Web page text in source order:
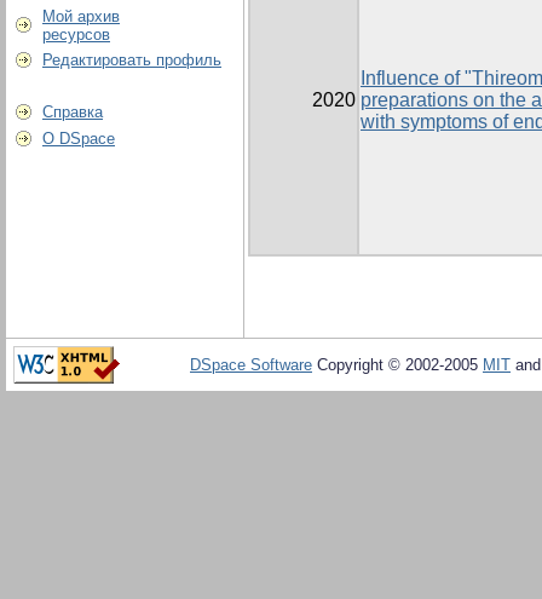
Мой архив
ресурсов
Редактировать профиль
Справка
О DSpace
2020
Influence of
preparations on the
with symptoms of
DSpace Software Copyright © 2002-2005 MIT